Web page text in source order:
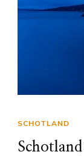
SCHOTLAND